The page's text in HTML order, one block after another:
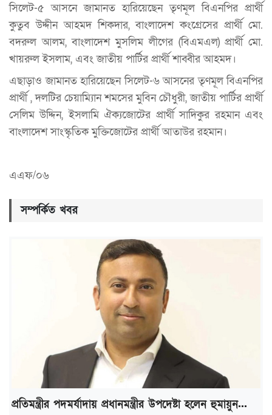
সিলেট-৫ আসনে জামানত হারিয়েছেন তৃণমূল বিএনপির প্রার্থী
কুতুব উদ্দীন আহমদ শিকদার, বাংলাদেশ কংগ্রেসের প্রার্থী মো.
বদরুল আলম, বাংলাদেশ মুসলিম লীগের (বিএমএল) প্রার্থী মো.
খায়রুল ইসলাম, এবং জাতীয় পার্টির প্রার্থী শাব্বীর আহমদ।
এছাড়াও জামানত হারিয়েছেন সিলেট-৬ আসনের তৃণমূল বিএনপির
প্রার্থী , দলটির চেয়াম্যিান শমসের মুবিন চৌধুরী, জাতীয় পার্টির প্রার্থী
সেলিম উদ্দিন, ইসলামি ঐক্যজোটের প্রার্থী সাদিকুর রহমান এবং
বাংলাদেশ সাংস্কৃতিক মুক্তিজোটের প্রার্থী আতাউর রহমান।
এএফ/০৬
সম্পর্কিত খবর
প্রতিমন্ত্রীর পদমর্যাদায় প্রধানমন্ত্রীর উপদেষ্টা হলেন হুমায়ুন...